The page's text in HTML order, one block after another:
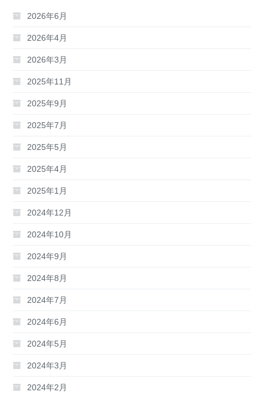
2026年6月
2026年4月
2026年3月
2025年11月
2025年9月
2025年7月
2025年5月
2025年4月
2025年1月
2024年12月
2024年10月
2024年9月
2024年8月
2024年7月
2024年6月
2024年5月
2024年3月
2024年2月